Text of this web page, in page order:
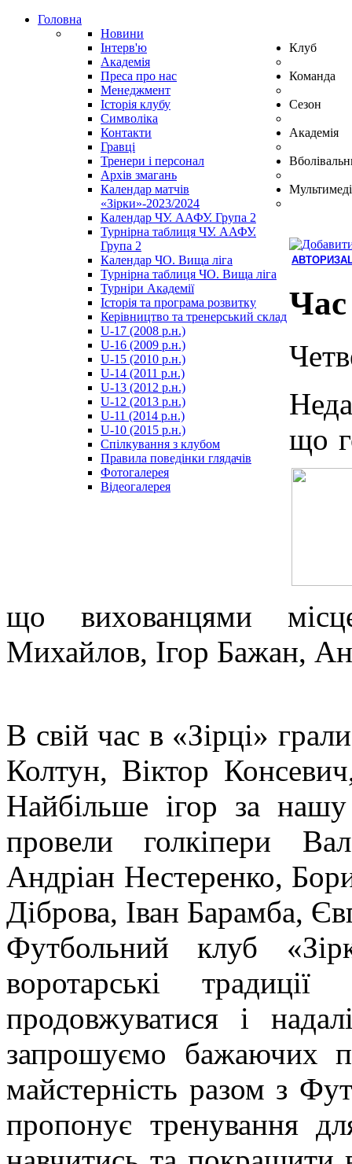
Головна
Новини
Інтерв'ю
Академія
Преса про нас
Клуб
Менеджмент
Історія клубу
Символіка
Контакти
Команда
Гравці
Тренери і персонал
Архів змагань
Сезон
Календар матчів
«Зірки»-2023/2024
Календар ЧУ. ААФУ. Група 2
Турнірна таблиця ЧУ. ААФУ.
Група 2
Календар ЧО. Вища ліга
Турнірна таблиця ЧО. Вища ліга
Академія
Турніри Академії
Історія та програма розвитку
Керівництво та тренерський склад
U-17 (2008 р.н.)
U-16 (2009 р.н.)
U-15 (2010 р.н.)
U-14 (2011 р.н.)
U-13 (2012 р.н.)
U-12 (2013 р.н.)
U-11 (2014 р.н.)
U-10 (2015 р.н.)
Спілкування з клубом
Правила поведінки глядачів
Фотогалерея
Відеогалерея
Час
що
що вихованцями
Михайлов, Ігор Бажан,
В свій час в «Зірці»
Колтун, Віктор
Найбільше ігор за
провели голкіпери
Андріан Нестеренко,
Діброва, Іван Барамба,
Футбольний клуб
воротарські
продовжуватися і
запрошуємо бажаючих
майстерність разом з
пропонує тренування